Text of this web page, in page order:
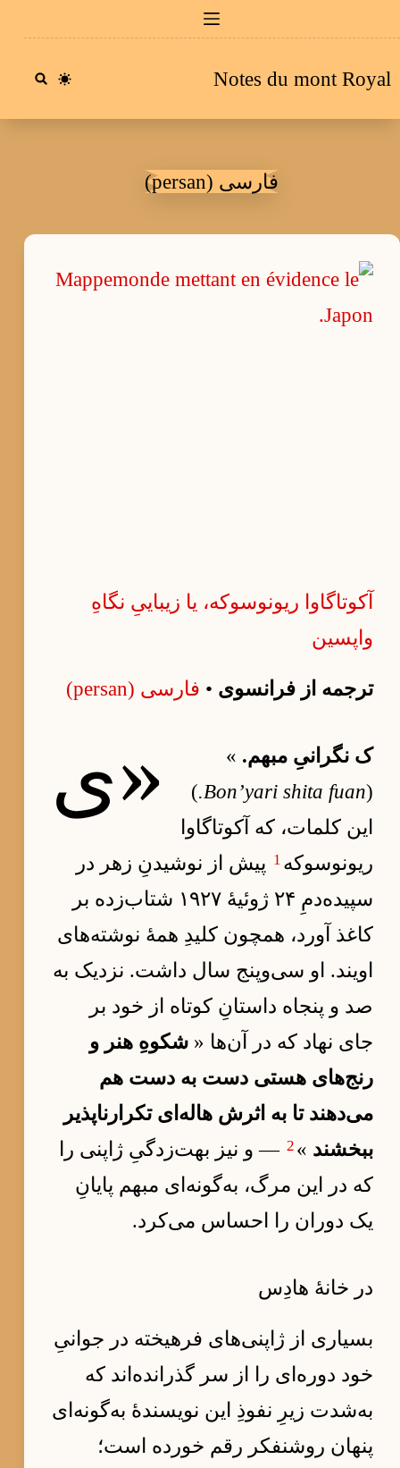
contenu
Notes du mont Royal
فارسی (persan)
آکوتاگاوا ریونوسوکه، یا زیباییِ نگاهِ
واپسین
ترجمه از فرانسوی • فارسی (persan)
«ی ک نگرانیِ مبهم. »
(
Bon’yari shita fuan.
)
این کلمات، که آکوتاگاوا
ریونوسوکه 1 پیش از نوشیدنِ زهر در
سپیده‌دمِ ۲۴ ژوئیهٔ ۱۹۲۷ شتاب‌زده بر
کاغذ آورد، همچون کلیدِ همهٔ نوشته‌های
اویند. او سی‌وپنج سال داشت. نزدیک به
صد و پنجاه داستانِ کوتاه از خود بر
جای نهاد که در آن‌ها « شکوهِ هنر و
رنج‌های هستی دست به دست هم
می‌دهند تا به اثرش هاله‌ای تکرارناپذیر
ببخشند »
2 — و نیز بهت‌زدگیِ ژاپنی را
که در این مرگ، به‌گونه‌ای مبهم پایانِ
یک دوران را احساس می‌کرد.
در خانهٔ هادِس
بسیاری از ژاپنی‌های فرهیخته در جوانیِ
خود دوره‌ای را از سر گذرانده‌اند که
به‌شدت زیرِ نفوذِ این نویسندهٔ به‌گونه‌ای
پنهان روشنفکر رقم خورده است؛